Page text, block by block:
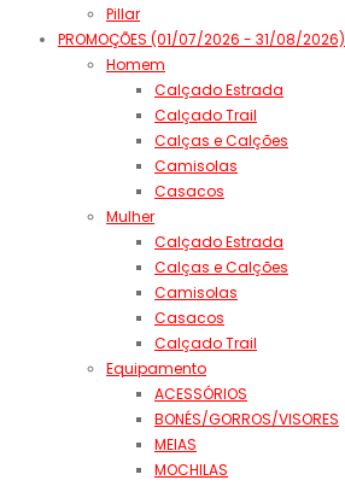
Pillar
PROMOÇÕES (01/07/2026 - 31/08/2026)
Homem
Calçado Estrada
Calçado Trail
Calças e Calções
Camisolas
Casacos
Mulher
Calçado Estrada
Calças e Calções
Camisolas
Casacos
Calçado Trail
Equipamento
ACESSÓRIOS
BONÉS/GORROS/VISORES
MEIAS
MOCHILAS